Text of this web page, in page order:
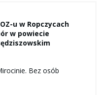
u w Ropczycach
w powiecie
Bez osób